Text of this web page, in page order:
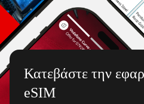
Κατεβάστε την
eSIM